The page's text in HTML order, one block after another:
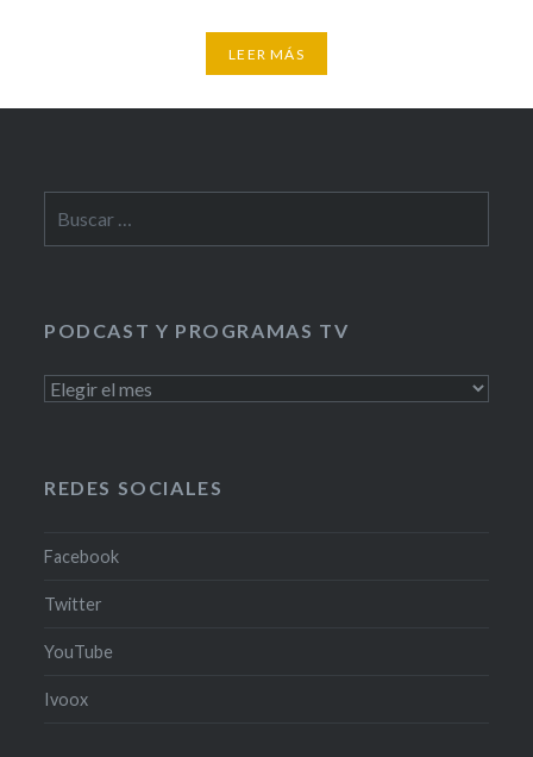
LEER MÁS
PODCAST Y PROGRAMAS TV
PODCAST
REDES SOCIALES
Facebook
Twitter
YouTube
Ivoox